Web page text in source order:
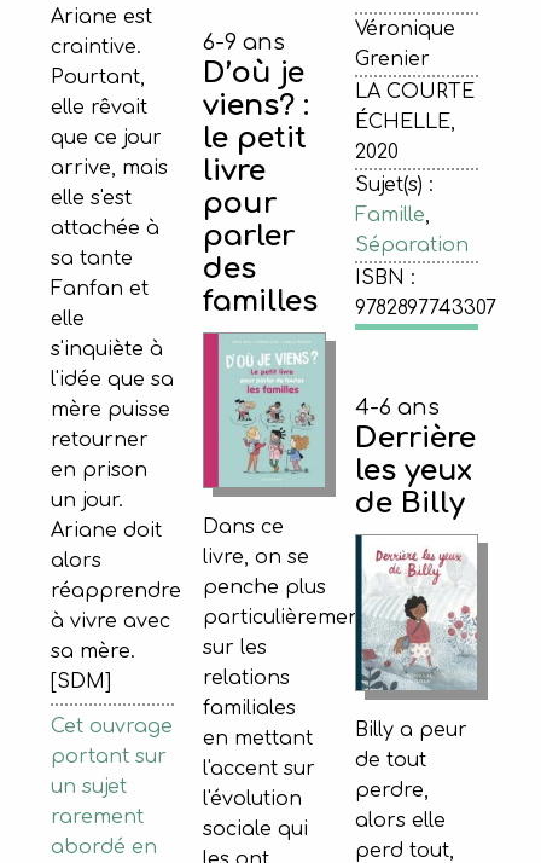
Ariane est
craintive.
Pourtant,
elle rêvait
que ce jour
arrive, mais
elle s'est
attachée à
sa tante
Fanfan et
elle
s'inquiète à
l'idée que sa
mère puisse
retourner
en prison
un jour.
Ariane doit
alors
réapprendre
à vivre avec
sa mère.
[SDM]
Cet ouvrage
portant sur
un sujet
rarement
abordé en
Véronique
Grenier
LA COURTE
ÉCHELLE,
2020
Sujet(s) :
Famille,
Séparation
ISBN :
9782897743307
6-9 ans
D’où je
viens? :
le petit
livre
pour
parler
des
familles
Dans ce
livre, on se
penche plus
particulièrement
sur les
relations
familiales
en mettant
l'accent sur
l'évolution
sociale qui
4-6 ans
Derrière
les yeux
de Billy
Billy a peur
de tout
perdre,
alors elle
perd tout,